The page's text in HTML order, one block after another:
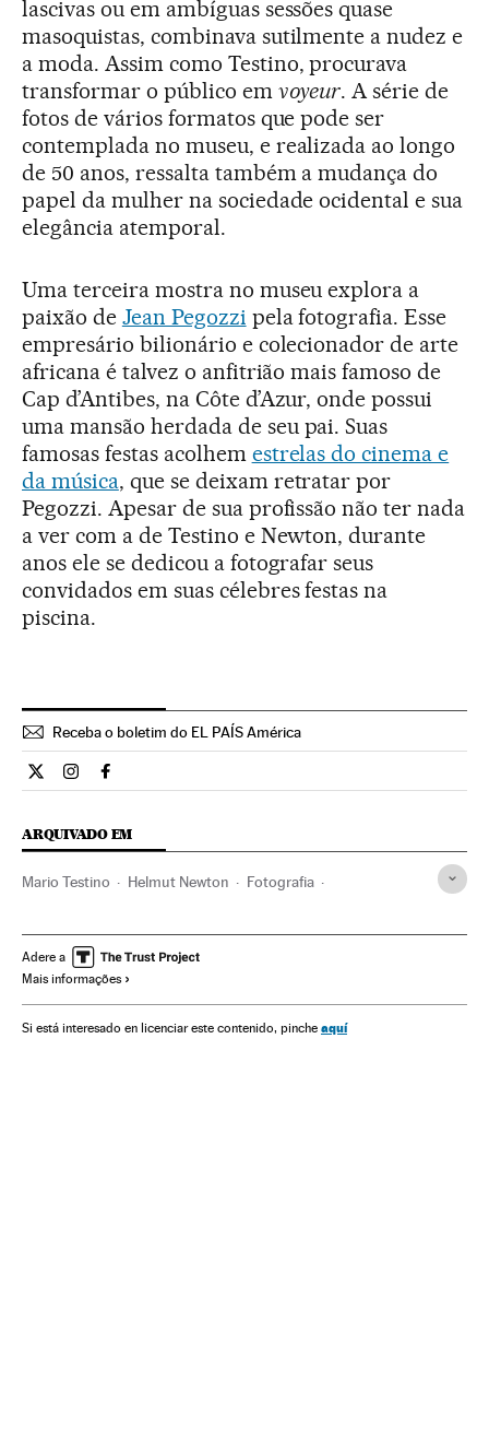
lascivas ou em ambíguas sessões quase
masoquistas, combinava sutilmente a nudez e
a moda. Assim como Testino, procurava
transformar o público em voyeur. A série de
fotos de vários formatos que pode ser
contemplada no museu, e realizada ao longo
de 50 anos, ressalta também a mudança do
papel da mulher na sociedade ocidental e sua
elegância atemporal.
Uma terceira mostra no museu explora a
paixão de Jean Pegozzi pela fotografia. Esse
empresário bilionário e colecionador de arte
africana é talvez o anfitrião mais famoso de
Cap d’Antibes, na Côte d’Azur, onde possui
uma mansão herdada de seu pai. Suas
famosas festas acolhem estrelas do cinema e
da música, que se deixam retratar por
Pegozzi. Apesar de sua profissão não ter nada
a ver com a de Testino e Newton, durante
anos ele se dedicou a fotografar seus
convidados em suas célebres festas na
piscina.
Receba o boletim do EL PAÍS América
Cultura El País Brasil en Twitter
Cultura El País Brasil en Instagram
Cultura El País Brasil en Facebook
ARQUIVADO EM
Mario Testino Helmut Newton Fotografia
Eventos Cultura Arte
Adere a
Mais informações
Si está interesado en licenciar este contenido, pinche aquí